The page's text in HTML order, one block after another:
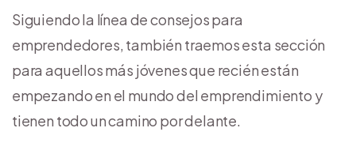
Siguiendo la línea de consejos para
emprendedores, también traemos esta sección
para aquellos más jóvenes que recién están
empezando en el mundo del emprendimiento y
tienen todo un camino por delante.